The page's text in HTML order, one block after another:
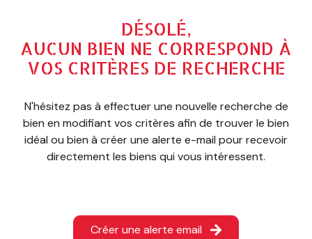
ESTIMATION
DÉSOLÉ,
AUCUN BIEN NE CORRESPOND À
VOS CRITÈRES DE RECHERCHE
N'hésitez pas à effectuer une nouvelle recherche de
bien en modifiant vos critères afin de trouver le bien
idéal ou bien à créer une alerte e-mail pour recevoir
directement les biens qui vous intéressent.
Créer une alerte email